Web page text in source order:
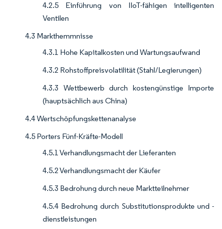
4.2.5 Einführung von IIoT-fähigen intelligenten
Ventilen
4.3 Markthemmnisse
4.3.1 Hohe Kapitalkosten und Wartungsaufwand
4.3.2 Rohstoffpreisvolatilität (Stahl/Legierungen)
4.3.3 Wettbewerb durch kostengünstige Importe
(hauptsächlich aus China)
4.4 Wertschöpfungskettenanalyse
4.5 Porters Fünf-Kräfte-Modell
4.5.1 Verhandlungsmacht der Lieferanten
4.5.2 Verhandlungsmacht der Käufer
4.5.3 Bedrohung durch neue Marktteilnehmer
4.5.4 Bedrohung durch Substitutionsprodukte und -
dienstleistungen